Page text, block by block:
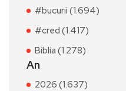
#bucurii (1.694)
#cred (1.417)
Biblia (1.278)
An
2026 (1.637)